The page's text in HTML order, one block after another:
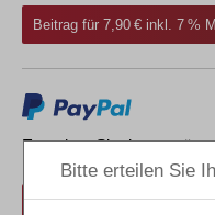
Beitrag für 7,90 € inkl. 7 %
Erwerben Sie den
PayPal.
Beitrag für 7,90 € inkl. 7 %